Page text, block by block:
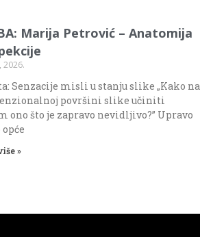
Marija Petrović – Anatomija
2026.
Senzacije misli u stanju slike „Kako na
površini slike učiniti
što je zapravo nevidljivo?” Upravo
opće
»